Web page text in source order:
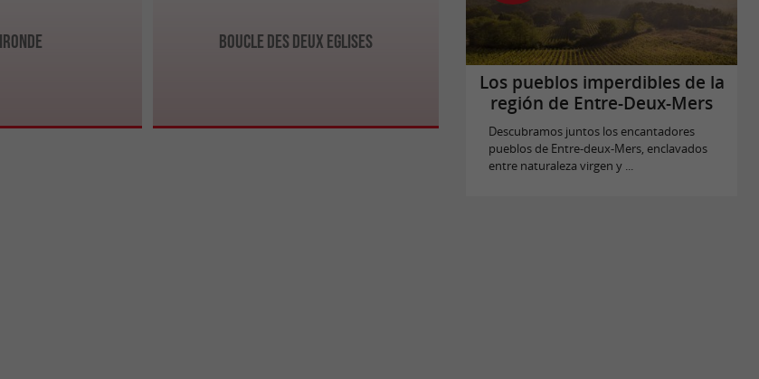
Boucle des deux Eglises
Los pueblos imperdibles de la
región de Entre-Deux-Mers
Descubramos juntos los encantadores
pueblos de Entre-deux-Mers, enclavados
entre naturaleza virgen y ...